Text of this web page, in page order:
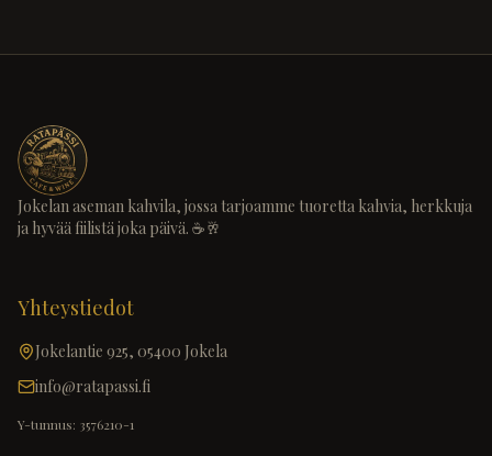
Jokelan aseman kahvila, jossa tarjoamme tuoretta kahvia, herkkuja
ja hyvää fiilistä joka päivä. ☕️🥂
Yhteystiedot
Jokelantie 925, 05400 Jokela
info@ratapassi.fi
Y-tunnus: 3576210-1